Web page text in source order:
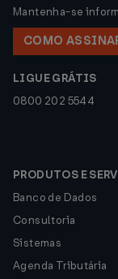
Mantenha-se
COMO
LIGUE GRÁTIS
0800 202 5544
PRODUTOS E
Banco de Dados
Consultoria
Sistemas
Agenda Tributária